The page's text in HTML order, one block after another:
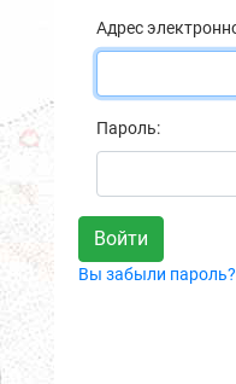
Адрес
Пароль:
Вы забыли пароль?